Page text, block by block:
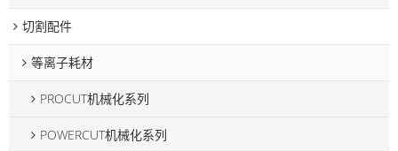
切割配件
等离子耗材
PROCUT机械化系列
POWERCUT机械化系列